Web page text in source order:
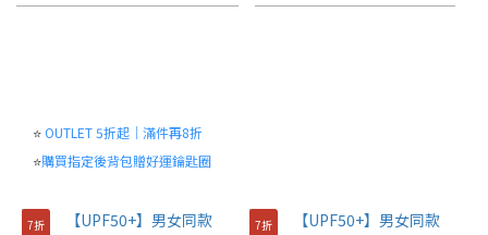
⭐OUTLET 5折起｜滿件再8折
⭐購買指定後背包贈好運鑰匙圈
7折 7折